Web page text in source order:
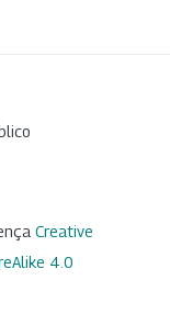
Creative
4.0